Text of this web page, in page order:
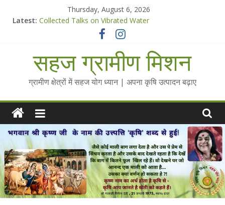
Thursday, August 6, 2026
Latest: Collected Talks on Vibrated Water
सहज कृषि प्रचार-प्रसार किट
Standee Designs @ 2025 for Sahaj Krishi Promotions
Chalo Gaon Ki Or Abhiyaan - 2025-26
सहज ग्रामीण मिशन
ग्रामीण क्षेत्रों में सहज योग ध्यान | अपना कृषि उत्पादन बढ़ाए